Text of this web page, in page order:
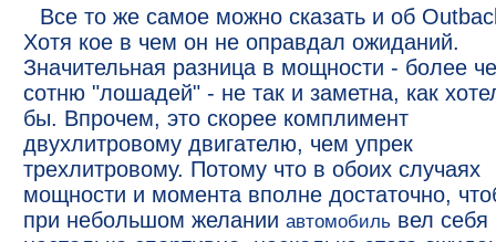
Все то же самое можно сказать и об
Хотя кое в чем он не оправдал ожиданий.
Значительная разница в мощности - более
сотню "лошадей" - не так и заметна, как
бы. Впрочем, это скорее комплимент
двухлитровому двигателю, чем упрек
трехлитровому. Потому что в обоих случаях
мощности и момента вполне достаточно,
при небольшом желании автомобиль вел себя